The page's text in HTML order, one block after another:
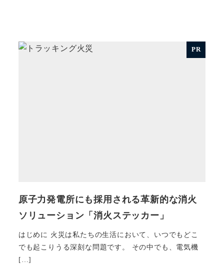
PR
原子力発電所にも採用される革新的な消火
ソリューション「消火ステッカー」
はじめに 火災は私たちの生活において、いつでもどこ
でも起こりうる深刻な問題です。 その中でも、電気機
[…]